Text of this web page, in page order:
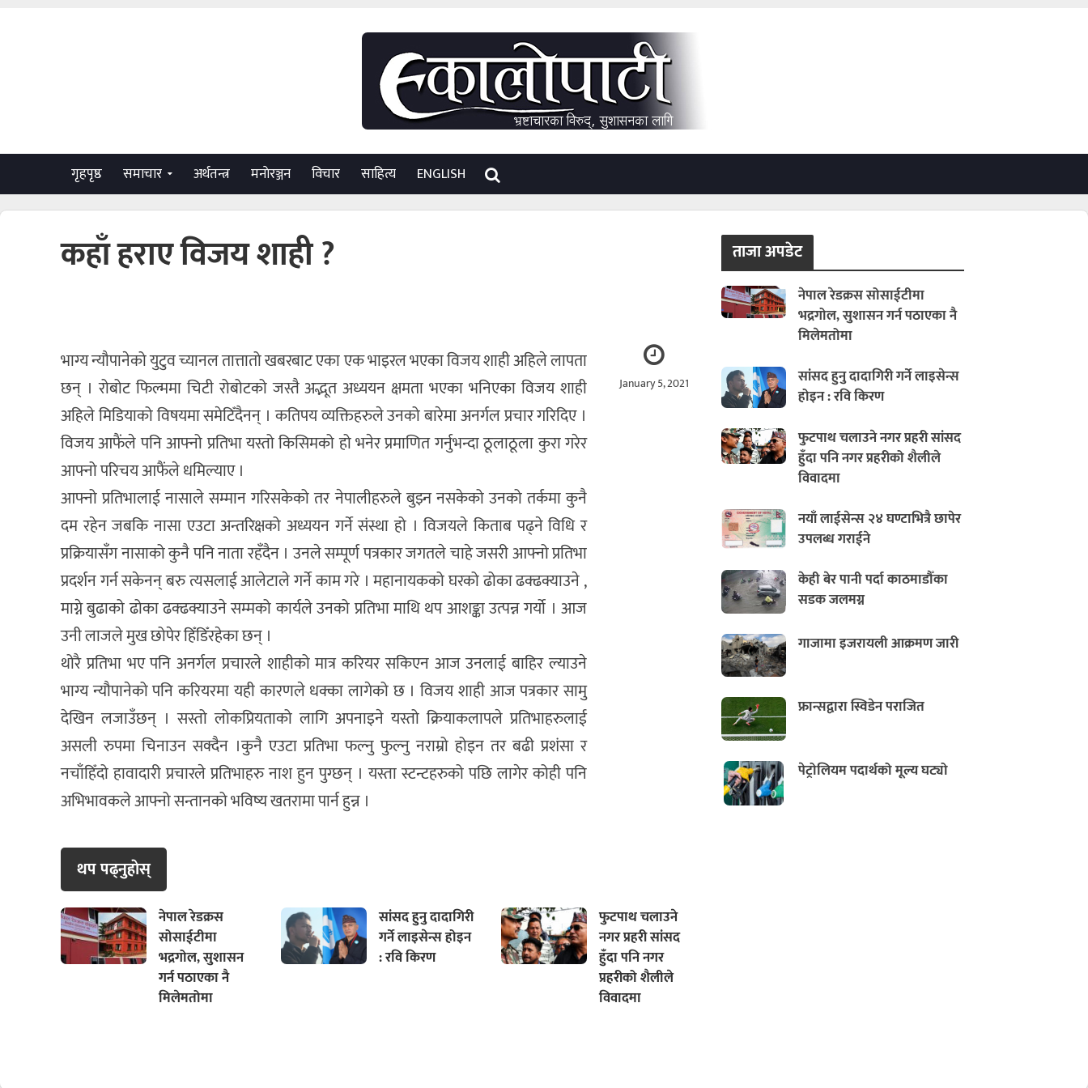
गृहपृष्ठ समाचार अर्थतन्त्र मनाेरञ्जन विचार साहित्य ENGLISH
कहाँ हराए विजय शाही ?
January 5, 2021
भाग्य न्यौपानेको युटुव च्यानल तात्तातो खबरबाट एका एक भाइरल भएका विजय शाही अहिले लापता
छन् । रोबोट फिल्ममा चिटी रोबोटको जस्तै अद्भूत अध्ययन क्षमता भएका भनिएका विजय शाही
अहिले मिडियाको विषयमा समेटिँदैनन् । कतिपय व्यक्तिहरुले उनको बारेमा अनर्गल प्रचार गरिदिए ।
विजय आफैंले पनि आफ्नो प्रतिभा यस्तो किसिमको हो भनेर प्रमाणित गर्नुभन्दा ठूलाठूला कुरा गरेर
आफ्नो परिचय आफैंले धमिल्याए ।
आफ्नो प्रतिभालाई नासाले सम्मान गरिसकेको तर नेपालीहरुले बुझ्न नसकेको उनको तर्कमा कुनै
दम रहेन जबकि नासा एउटा अन्तरिक्षको अध्ययन गर्ने संस्था हो । विजयले किताब पढ्ने विधि र
प्रक्रियासँग नासाको कुनै पनि नाता रहँदैन । उनले सम्पूर्ण पत्रकार जगतले चाहे जसरी आफ्नो प्रतिभा
प्रदर्शन गर्न सकेनन् बरु त्यसलाई आलेटाले गर्ने काम गरे । महानायकको घरको ढोका ढक्ढक्याउने ,
माग्ने बुढाको ढोका ढक्ढक्याउने सम्मको कार्यले उनको प्रतिभा माथि थप आशङ्का उत्पन्न गर्यो । आज
उनी लाजले मुख छोपेर हिँडिँरहेका छन् ।
थोरै प्रतिभा भए पनि अनर्गल प्रचारले शाहीको मात्र करियर सकिएन आज उनलाई बाहिर ल्याउने
भाग्य न्यौपानेको पनि करियरमा यही कारणले धक्का लागेको छ । विजय शाही आज पत्रकार सामु
देखिन लजाउँछन् । सस्तो लोकप्रियताको लागि अपनाइने यस्तो क्रियाकलापले प्रतिभाहरुलाई
असली रुपमा चिनाउन सक्दैन ।कुनै एउटा प्रतिभा फल्नु फुल्नु नराम्रो होइन तर बढी प्रशंसा र
नचाँहिँदो हावादारी प्रचारले प्रतिभाहरु नाश हुन पुग्छन् । यस्ता स्टन्टहरुको पछि लागेर कोही पनि
अभिभावकले आफ्नो सन्तानको भविष्य खतरामा पार्न हुन्न ।
थप पढ्नुहाेस्
नेपाल रेडक्रस
सोसाईटीमा
भद्रगोल, सुशासन
गर्न पठाएका नै
मिलेमतोमा
सांसद हुनु दादागिरी
गर्ने लाइसेन्स होइन
: रवि किरण
फुटपाथ चलाउने
नगर प्रहरी सांसद
हुँदा पनि नगर
प्रहरीको शैलीले
विवादमा
ताजा अपडेट
नेपाल रेडक्रस सोसाईटीमा
भद्रगोल, सुशासन गर्न पठाएका नै
मिलेमतोमा
सांसद हुनु दादागिरी गर्ने लाइसेन्स
होइन : रवि किरण
फुटपाथ चलाउने नगर प्रहरी सांसद
हुँदा पनि नगर प्रहरीको शैलीले
विवादमा
नयाँ लाईसेन्स २४ घण्टाभित्रै छापेर
उपलब्ध गराईने
केही बेर पानी पर्दा काठमाडौँका
सडक जलमग्न
गाजामा इजरायली आक्रमण जारी
फ्रान्सद्वारा स्विडेन पराजित
पेट्रोलियम पदार्थको मूल्य घट्यो